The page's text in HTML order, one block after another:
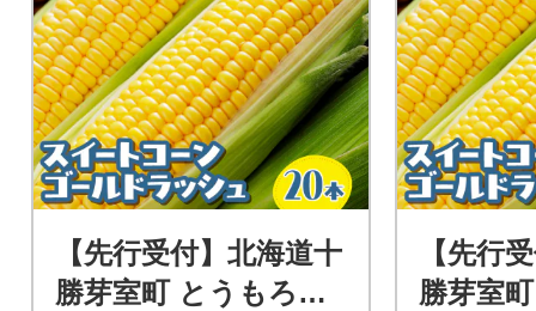
【先行受付】北海道十
勝芽室町 とうもろこ
【先行
勝芽室